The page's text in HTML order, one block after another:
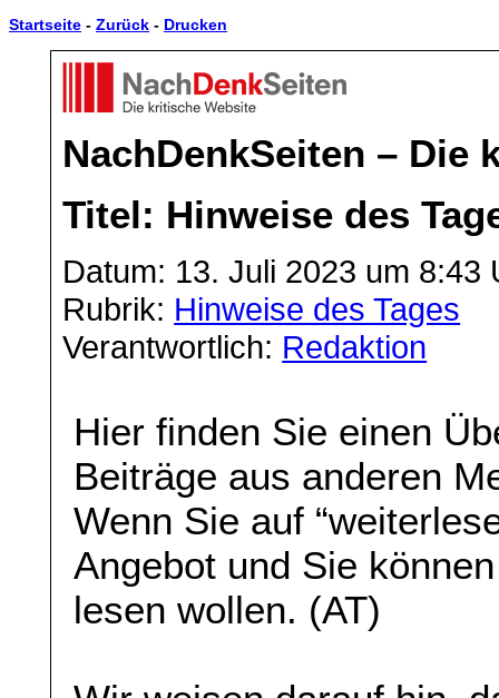
Startseite - Zurück - Drucken
NachDenkSeiten – Die
Titel: Hinweise des
Datum: 13. Juli 2023 um 8:43
Rubrik: Hinweise des Tages
Verantwortlich: Redaktion
Hier finden Sie einen
Beiträge aus anderen
Wenn Sie auf
Angebot und Sie
lesen wollen. (AT)